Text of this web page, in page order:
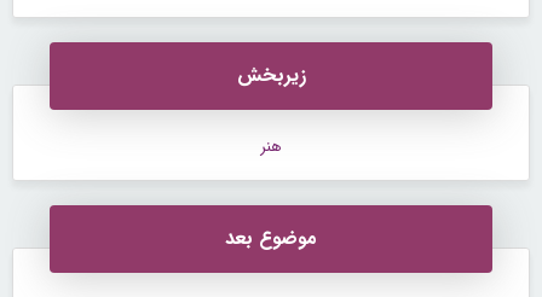
زیربخش
هنر
موضوع بعد